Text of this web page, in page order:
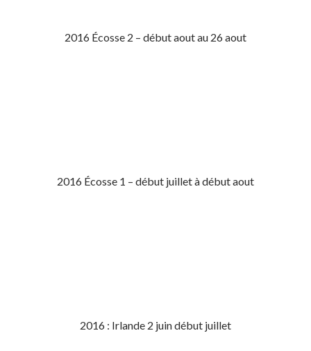
2016 Écosse 2 – début aout au 26 aout
2016 Écosse 1 – début juillet à début aout
2016 : Irlande 2 juin début juillet